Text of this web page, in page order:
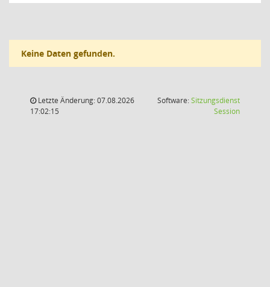
Keine Daten gefunden.
Letzte Änderung: 07.08.2026
17:02:15
Software:Sitzungsdienst
Session(Wird in